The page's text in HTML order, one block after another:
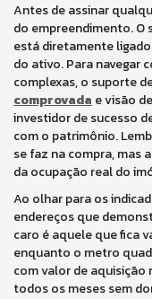
Antes de assinar
do empreendimento. O
está diretamente
do ativo. Para navegar
complexas, o suporte
comprovada e visão
investidor de sucesso
com o patrimônio.
se faz na compra, mas
da ocupação real do
Ao olhar para os
endereços que
caro é aquele que fica
enquanto o metro
com valor de aquisição
todos os meses sem